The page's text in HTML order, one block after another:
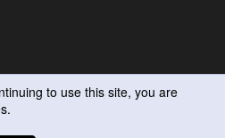
to use this site, you are